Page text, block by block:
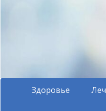
Здоровье